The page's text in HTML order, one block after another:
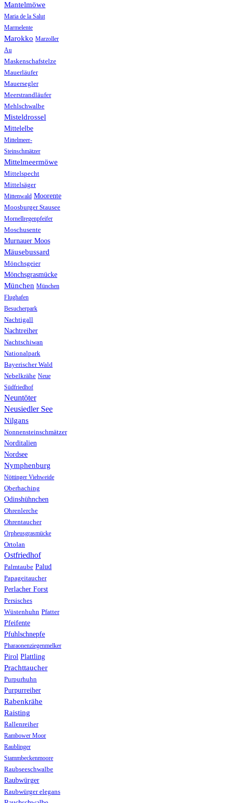
Mantelmöwe
Maria de la Salut
Marmelente
Marokko Marzoller
Au
Maskenschafstelze
Mauerläufer
Mauersegler
Meerstrandläufer
Mehlschwalbe
Misteldrossel
Mittelelbe
Mittelmeer-
Steinschmätzer
Mittelmeermöwe
Mittelspecht
Mittelsäger
Mittenwald Moorente
Moosburger Stausee
Mornellregenpfeifer
Moschusente
Murnauer Moos
Mäusebussard
Mönchsgeier
Mönchsgrasmücke
München München
Flughafen
Besucherpark
Nachtigall
Nachtreiher
Nachtschiwan
Nationalpark
Bayerischer Wald
Nebelkrähe Neue
Südfriedhof
Neuntöter
Neusiedler See
Nilgans
Nonnensteinschmätzer
Norditalien
Nordsee
Nymphenburg
Nöttinger Viehweide
Oberhaching
Odinshühnchen
Ohrenlerche
Ohrentaucher
Orpheusgrasmücke
Ortolan
Ostfriedhof
Palmtaube Palud
Papageitaucher
Perlacher Forst
Persisches
Wüstenhuhn Pfatter
Pfeifente
Pfuhlschnepfe
Pharaonenziegenmelker
Pirol Plattling
Prachttaucher
Purpurhuhn
Purpurreiher
Rabenkrähe
Raisting
Rallenreiher
Rambower Moor
Raublinger
Stammbeckenmoore
Raubseeschwalbe
Raubwürger
Raubwürger elegans